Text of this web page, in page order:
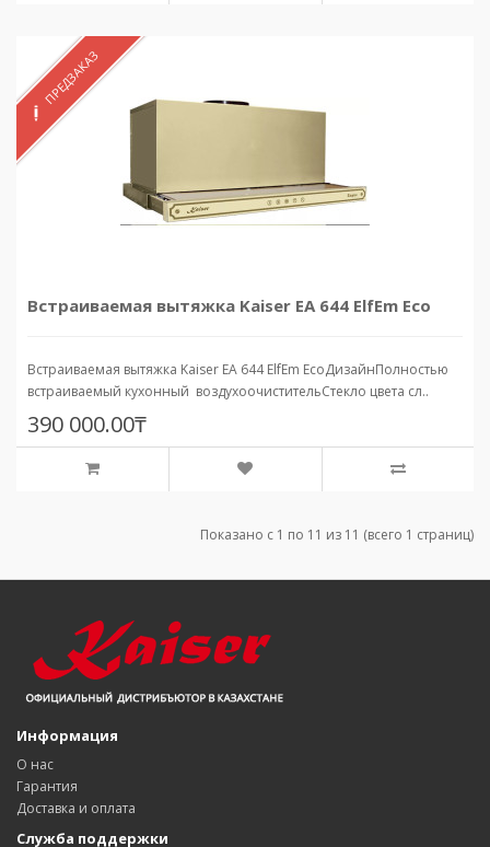
ПРЕДЗАКАЗ
Встраиваемая вытяжка Kaiser EA 644 ElfEm Eco
Встраиваемая вытяжка Kaiser EA 644 ElfEm EcoДизайнПолностью
встраиваемый кухонный воздухоочистительСтекло цвета сл..
390 000.00₸
Показано с 1 по 11 из 11 (всего 1 страниц)
Информация
О нас
Гарантия
Доставка и оплата
Служба поддержки